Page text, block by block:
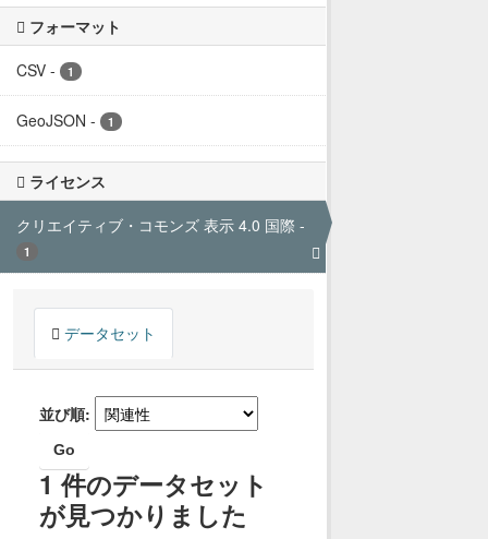
フォーマット
CSV - 1
GeoJSON - 1
ライセンス
クリエイティブ・コモンズ 表示 4.0 国際 -
1
データセット
並び順
Go
1 件のデータセット
が見つかりました